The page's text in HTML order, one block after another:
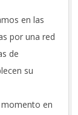
en las
por una red
de
su
en